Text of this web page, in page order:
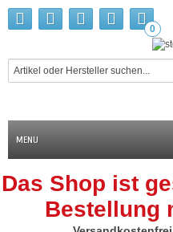
0
MENU
Das Shop ist
Bestellung